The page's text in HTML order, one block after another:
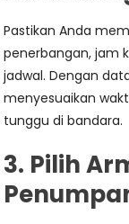
Pastikan Anda
penerbangan, jam
jadwal. Dengan
menyesuaikan
tunggu di bandara.
3. Pilih